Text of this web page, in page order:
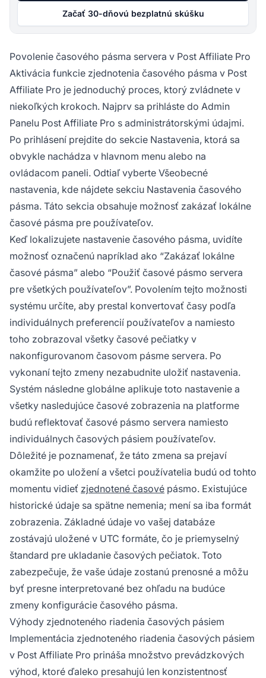
Začať 30-dňovú bezplatnú skúšku
Povolenie časového pásma servera v Post Affiliate Pro
Aktivácia funkcie zjednotenia časového pásma v Post
Affiliate Pro je jednoduchý proces, ktorý zvládnete v
niekoľkých krokoch. Najprv sa prihláste do Admin
Panelu Post Affiliate Pro s administrátorskými údajmi.
Po prihlásení prejdite do sekcie Nastavenia, ktorá sa
obvykle nachádza v hlavnom menu alebo na
ovládacom paneli. Odtiaľ vyberte Všeobecné
nastavenia, kde nájdete sekciu Nastavenia časového
pásma. Táto sekcia obsahuje možnosť zakázať lokálne
časové pásma pre používateľov.
Keď lokalizujete nastavenie časového pásma, uvidíte
možnosť označenú napríklad ako “Zakázať lokálne
časové pásma” alebo “Použiť časové pásmo servera
pre všetkých používateľov”. Povolením tejto možnosti
systému určíte, aby prestal konvertovať časy podľa
individuálnych preferencií používateľov a namiesto
toho zobrazoval všetky časové pečiatky v
nakonfigurovanom časovom pásme servera. Po
vykonaní tejto zmeny nezabudnite uložiť nastavenia.
Systém následne globálne aplikuje toto nastavenie a
všetky nasledujúce časové zobrazenia na platforme
budú reflektovať časové pásmo servera namiesto
individuálnych časových pásiem používateľov.
Dôležité je poznamenať, že táto zmena sa prejaví
okamžite po uložení a všetci používatelia budú od tohto
momentu vidieť zjednotené časové pásmo. Existujúce
historické údaje sa spätne nemenia; mení sa iba formát
zobrazenia. Základné údaje vo vašej databáze
zostávajú uložené v UTC formáte, čo je priemyselný
štandard pre ukladanie časových pečiatok. Toto
zabezpečuje, že vaše údaje zostanú prenosné a môžu
byť presne interpretované bez ohľadu na budúce
zmeny konfigurácie časového pásma.
Výhody zjednoteného riadenia časových pásiem
Implementácia zjednoteného riadenia časových pásiem
v Post Affiliate Pro prináša množstvo prevádzkových
výhod, ktoré ďaleko presahujú len konzistentnosť